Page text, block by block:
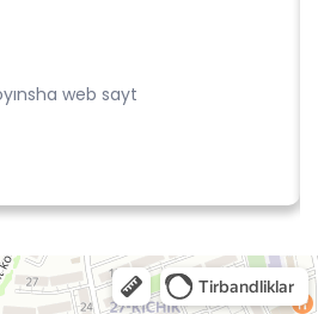
web sayt
учебное заведение Мухаммад ал-Беруний